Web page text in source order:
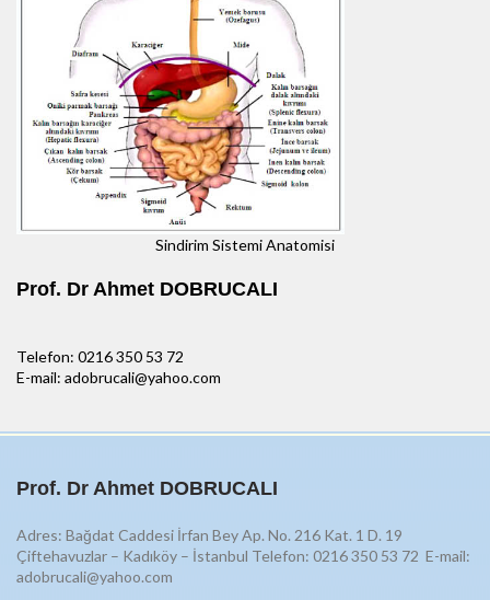
Sindirim Sistemi Anatomisi
Prof. Dr Ahmet DOBRUCALI
Telefon: 0216 350 53 72
E-mail: adobrucali@yahoo.com
Prof. Dr Ahmet DOBRUCALI
Adres: Bağdat Caddesi İrfan Bey Ap. No. 216 Kat. 1 D. 19
Çiftehavuzlar – Kadıköy – İstanbul Telefon: 0216 350 53 72 E-mail:
adobrucali@yahoo.com